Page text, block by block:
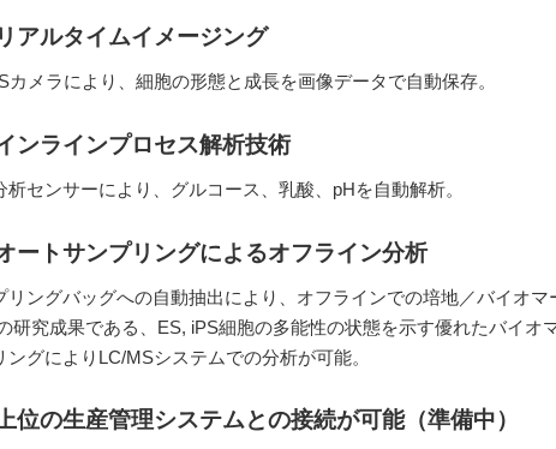
リアルタイムイメージング
カメラにより、細胞の形態と成長を画像データで自動保存。
ンラインプロセス解析技術
析センサーにより、グルコース、乳酸、pHを自動解析。
ートサンプリングによるオフライン分析
リングバッグへの自動抽出により、オフラインでの培地／バイオマ
研究成果である、ES, iPS細胞の多能性の状態を示す優れたバイ
ングによりLC/MSシステムでの分析が可能。
位の生産管理システムとの接続が可能（準備中）